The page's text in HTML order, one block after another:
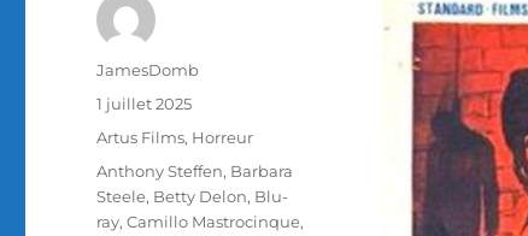
Auteur
JamesDomb
Publié
1 juillet 2025
Catégories
Artus Films, Horreur
Étiquettes
Anthony Steffen, Barbara
Steele, Betty Delon, Blu-
ray,Camillo Mastrocinque,